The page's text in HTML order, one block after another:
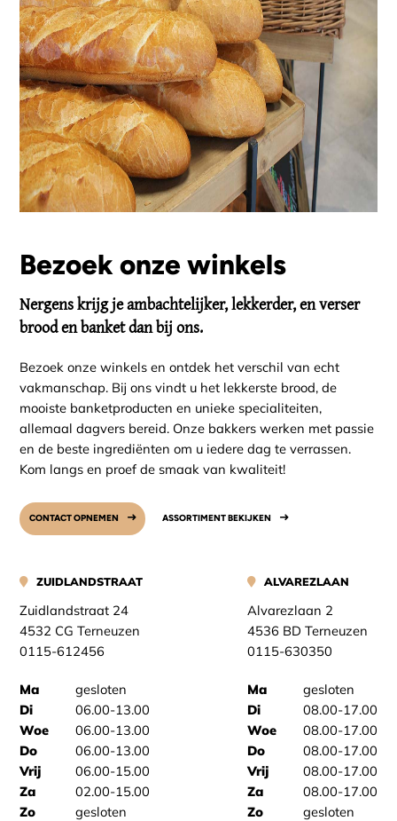
Bezoek onze winkels
Nergens krijg je ambachtelijker, lekkerder, en verser
brood en banket dan bij ons.
Bezoek onze winkels en ontdek het verschil van echt
vakmanschap. Bij ons vindt u het lekkerste brood, de
mooiste banketproducten en unieke specialiteiten,
allemaal dagvers bereid. Onze bakkers werken met passie
en de beste ingrediënten om u iedere dag te verrassen.
Kom langs en proef de smaak van kwaliteit!
CONTACT OPNEMEN ASSORTIMENT BEKIJKEN
ZUIDLANDSTRAAT
Zuidlandstraat 24
4532 CG Terneuzen
0115-612456
Ma
Di
Woe
Do
Vrij
Za
Zo
gesloten
06.00-13.00
06.00-13.00
06.00-13.00
06.00-15.00
02.00-15.00
gesloten
ALVAREZLAAN
Alvarezlaan 2
4536 BD Terneuzen
0115-630350
Ma
Di
Woe
Do
Vrij
Za
Zo
gesloten
08.00-17.00
08.00-17.00
08.00-17.00
08.00-17.00
08.00-17.00
gesloten